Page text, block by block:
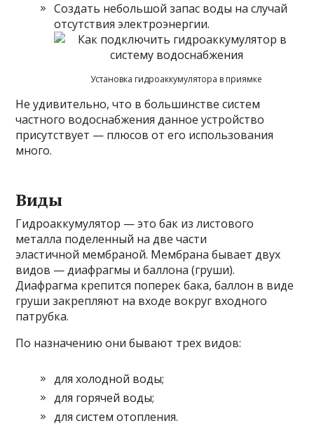
Создать небольшой запас воды на случай
отсутствия электроэнергии.
Установка гидроаккумулятора в приямке
Не удивительно, что в большинстве систем
частного водоснабжения данное устройство
присутствует — плюсов от его использования
много.
Виды
Гидроаккумулятор — это бак из листового
металла поделенный на две части
эластичной мембраной. Мембрана бывает двух
видов — диафрагмы и баллона (груши).
Диафрагма крепится поперек бака, баллон в виде
груши закрепляют на входе вокруг входного
патрубка.
По назначению они бывают трех видов:
для холодной воды;
для горячей воды;
для систем отопления.